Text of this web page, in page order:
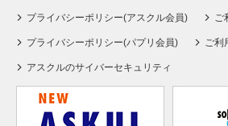
プライバシーポリシー(アスクル会員) ご
プライバシーポリシー(パプリ会員) ご利
アスクルのサイバーセキュリティ